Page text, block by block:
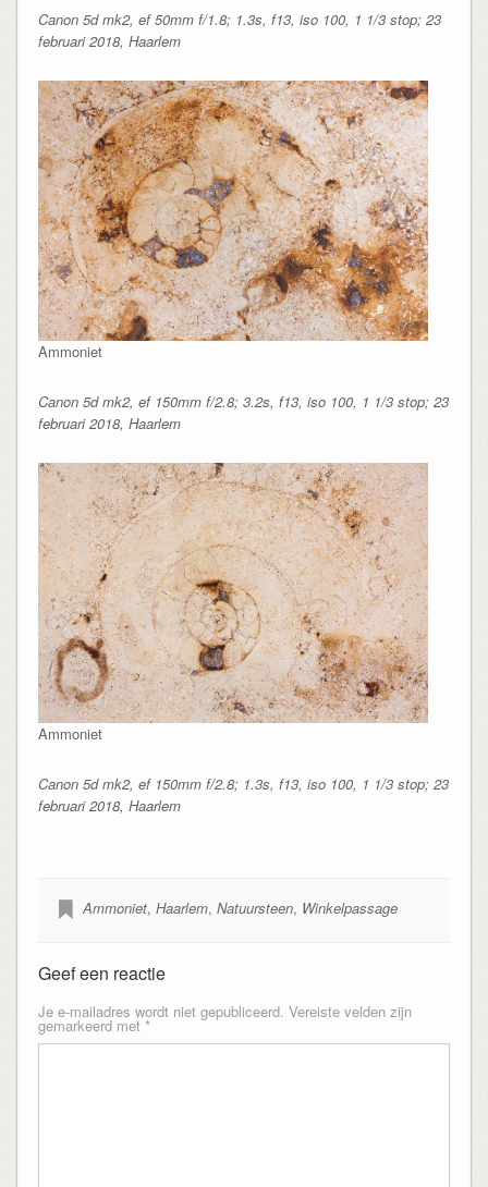
Canon 5d mk2, ef 50mm f/1.8; 1.3s, f13, iso 100, 1 1/3 stop; 23
februari 2018, Haarlem
Ammoniet
Canon 5d mk2, ef 150mm f/2.8; 3.2s, f13, iso 100, 1 1/3 stop; 23
februari 2018, Haarlem
Ammoniet
Canon 5d mk2, ef 150mm f/2.8; 1.3s, f13, iso 100, 1 1/3 stop; 23
februari 2018, Haarlem
Ammoniet, Haarlem, Natuursteen, Winkelpassage
Geef een reactie
Je e-mailadres wordt niet gepubliceerd. Vereiste velden zijn
gemarkeerd met *